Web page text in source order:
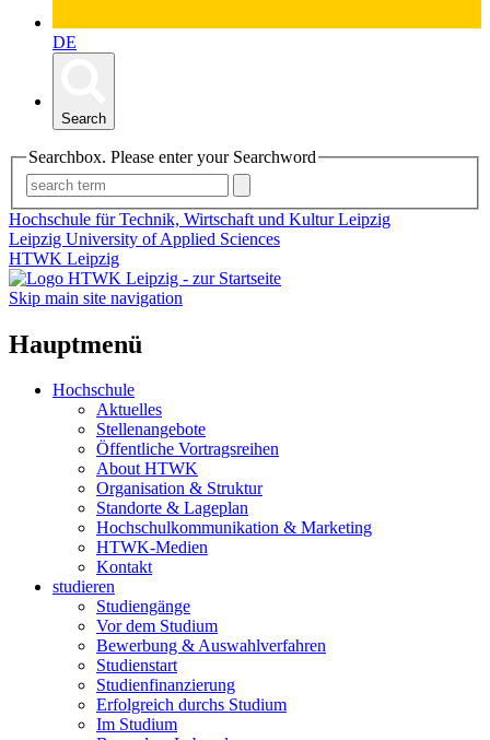
DE
Search
Searchbox. Please enter your Searchword
Hochschule für Technik, Wirtschaft und Kultur Leipzig
Leipzig University of Applied Sciences
HTWK Leipzig
Skip main site navigation
Hauptmenü
Hochschule
Aktuelles
Stellenangebote
Öffentliche Vortragsreihen
About HTWK
Organisation & Struktur
Standorte & Lageplan
Hochschulkommunikation & Marketing
HTWK-Medien
Kontakt
studieren
Studiengänge
Vor dem Studium
Bewerbung & Auswahlverfahren
Studienstart
Studienfinanzierung
Erfolgreich durchs Studium
Im Studium